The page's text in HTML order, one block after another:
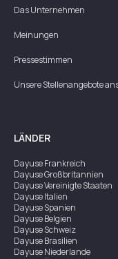
Das Unternehmen
Meinungen
Pressestimmen
Unsere Stellenangebote
LÄNDER
DayuseFrankreich
DayuseGroßbritannien
DayuseVereinigte Staaten
DayuseItalien
DayuseSpanien
DayuseBelgien
DayuseSchweiz
DayuseBrasilien
DayuseNiederlande